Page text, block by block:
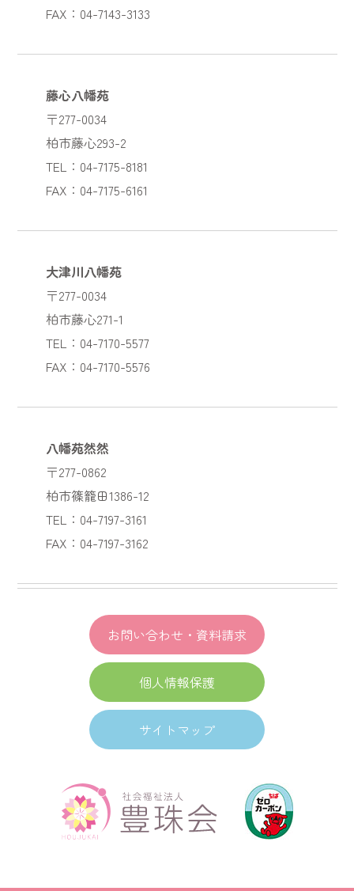
FAX：04-7143-3133
藤心八幡苑
〒277-0034
柏市藤心293-2
TEL：04-7175-8181
FAX：04-7175-6161
大津川八幡苑
〒277-0034
柏市藤心271-1
TEL：04-7170-5577
FAX：04-7170-5576
八幡苑然然
〒277-0862
柏市篠籠田1386-12
TEL：04-7197-3161
FAX：04-7197-3162
お問い合わせ・資料請求
個人情報保護
サイトマップ